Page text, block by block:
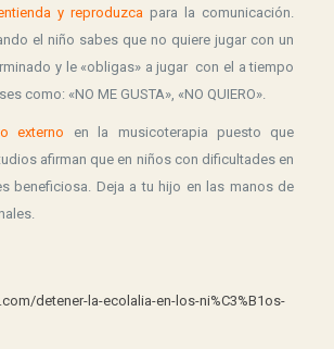
y reproduzca para la comunicación.
el niño sabes que no quiere jugar con un
y le «obligas» a jugar con el a tiempo
como: «NO ME GUSTA», «NO QUIERO».
externo en la musicoterapia puesto que
afirman que en niños con dificultades en
beneficiosa. Deja a tu hijo en las manos de
detener-la-ecolalia-en-los-ni%C3%B1os-